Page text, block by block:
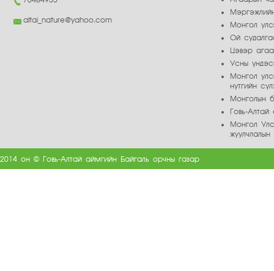
altai_nature@yahoo.com
Монгол
Ой
Цэвэр
Усны
Монгол
нутгийн
Монголын
Говь-
Монгол
2014 он © Говь-Алтай аймгийн Байгаль орчны газар